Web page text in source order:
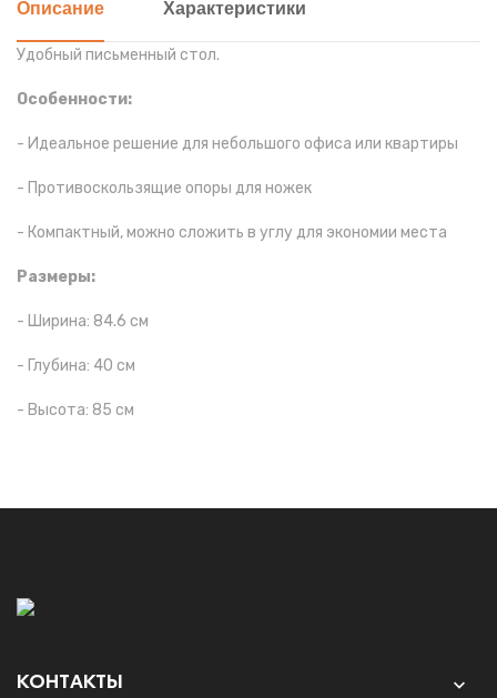
Описание Характеристики
Удобный письменный стол.
Особенности:
- Идеальное решение для небольшого офиса или квартиры
- Противоскользящие опоры для ножек
- Компактный, можно сложить в углу для экономии места
Размеры:
- Ширина: 84.6 см
- Глубина: 40 см
- Высота: 85 см
КОНТАКТЫ 